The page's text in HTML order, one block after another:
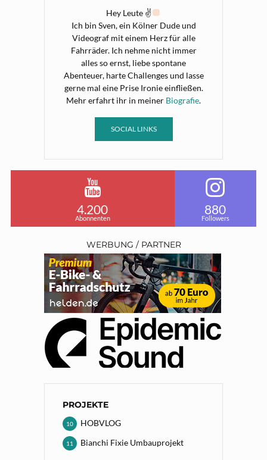
Hey Leute ✌
Ich bin Sven, ein Kölner Dude und
Videograf mit einem Herz für alle
Fahrräder. Ich nehme nicht immer
alles so ernst, liebe spontane
Abenteuer, harte Challenges und lasse
gerne mal eine Prise Ironie einfließen.
Mehr erfahrt ihr in meiner Biografie.
SOCIAL LINKS
4.200
Abonnenten
880
Followers
WERBUNG / PARTNER
PROJEKTE
HOBVLOG
10
Bianchi Fixie Umbauprojekt
11